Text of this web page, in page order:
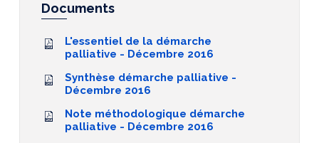
Documents
L'essentiel de la démarche
palliative - Décembre 2016
Synthèse démarche palliative -
Décembre 2016
Note méthodologique démarche
palliative - Décembre 2016